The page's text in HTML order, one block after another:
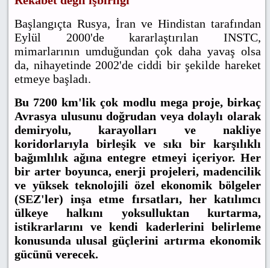
Başlangıçta Rusya, İran ve Hindistan tarafından
Eylül 2000'de kararlaştırılan INSTC,
mimarlarının umduğundan çok daha yavaş olsa
da, nihayetinde 2002'de ciddi bir şekilde hareket
etmeye başladı.
Bu 7200 km'lik çok modlu mega proje, birkaç
Avrasya ulusunu doğrudan veya dolaylı olarak
demiryolu, karayolları ve nakliye
koridorlarıyla birleşik ve sıkı bir karşılıklı
bağımlılık ağına entegre etmeyi içeriyor. Her
bir arter boyunca, enerji projeleri, madencilik
ve yüksek teknolojili özel ekonomik bölgeler
(SEZ'ler) inşa etme fırsatları, her katılımcı
ülkeye halkını yoksulluktan kurtarma,
istikrarlarını ve kendi kaderlerini belirleme
konusunda ulusal güçlerini artırma ekonomik
gücünü verecek.